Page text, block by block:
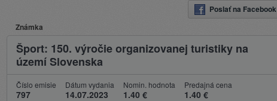
Poslať na Facebook
Známka
Šport: 150. výročie organizovanej turistiky na
území Slovenska
Číslo emisie
797
Dátum vydania
14.07.2023
Nomin. hodnota
1.40 €
Predajná cena
1.40 €